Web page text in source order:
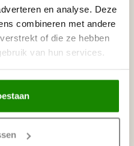
en analyse. Deze
combineren met andere
of die ze hebben
van hun services.
€19,40
(38 x 13